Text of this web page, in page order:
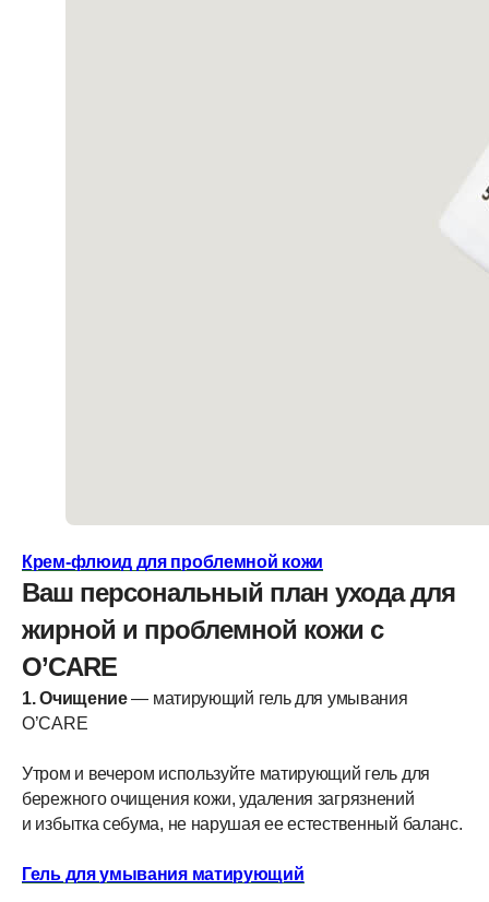
Крем-флюид для проблемной кожи
Ваш персональный план ухода для
жирной и проблемной кожи с
O’CARE
1. Очищение— матирующий гель для умывания
O’CARE
Утром и вечером используйте матирующий гель для
бережного очищения кожи, удаления загрязнений
и избытка себума, не нарушая ее естественный баланс.
Гель для умывания матирующий